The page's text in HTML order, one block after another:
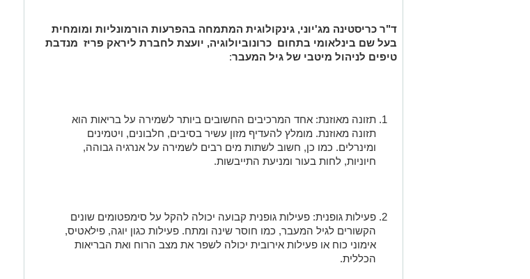
ד"ר כריסטינה מג'יוני, גינקולוגית המתמחה בהפרעות הורמונליות ומומחית
בעל שם בינלאומי בתחום כרונוביולוגיה, יועצת לחברת ליראק פריז מנדבת
טיפים לניהול מיטבי של גיל המעבר:
תזונה מאוזנת: אחד המרכיבים החשובים ביותר לשמירה על בריאות הוא
תזונה מאוזנת. מומלץ להעדיף מזון עשיר בסיבים, חלבונים, ויטמינים
ומינרלים. כמו כן, חשוב לשתות מים רבים לשמירה על אנרגיה גבוהה,
חיוניות, לחות בעור ומניעת התייבשות.
פעילות גופנית: פעילות גופנית קבועה יכולה להקל על סימפטומים שונים
הקשורים לגיל המעבר, כמו חוסר שינה ומתח. פעילות כגון יוגה, פילאטיס,
אימוני כוח או פעילות אירובית יכולה לשפר את מצב הרוח ואת הבריאות
הכללית.